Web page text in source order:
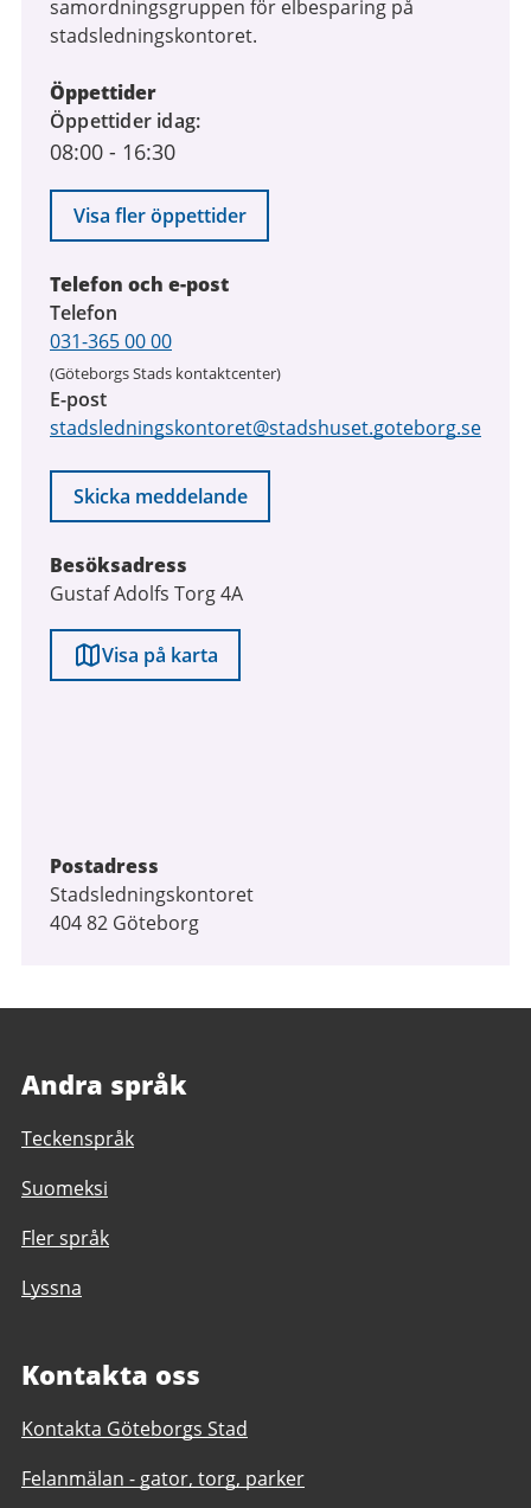
samordningsgruppen för elbesparing på
stadsledningskontoret.
Öppettider
Öppettider idag
08:00 - 16:30
Visa fler öppettider
Telefon och e-post
Telefon
031-365 00 00
(Göteborgs Stads kontaktcenter)
E-post
stadsledningskontoret@stadshuset.goteborg.se
Skicka meddelande
Besöksadress
Gustaf Adolfs Torg 4A
Visa på karta
Postadress
Stadsledningskontoret
404 82 Göteborg
Andra språk
Teckenspråk
Suomeksi
Fler språk
Lyssna
Kontakta oss
Kontakta Göteborgs Stad
Felanmälan - gator, torg, parker